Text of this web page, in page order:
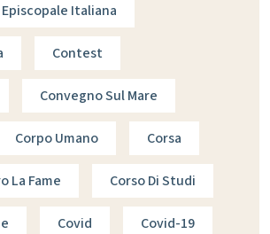
Italiana
Contest
Convegno Sul Mare
Corpo Umano Corsa
La Fame Corso Di Studi
Covid Covid-19